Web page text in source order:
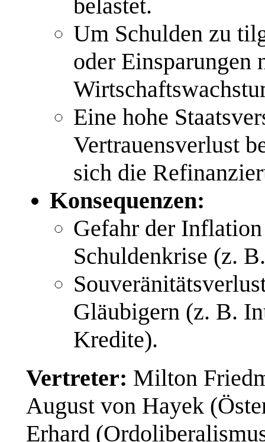
belastet.
Um Schulden zu
oder Einsparungen
Eine hohe
Vertrauensverlust
sich die
Konsequenzen:
Gefahr der
Schuldenkrise (z.
Gläubigern (z. B.
Kredite).
Vertreter: Milton
August von Hayek
Erhard